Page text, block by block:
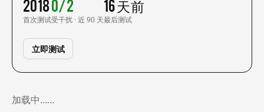
2018
首次测试
0/2
受干扰 · 近 90 天
16 天前
最后测试
立即测试
加载中……